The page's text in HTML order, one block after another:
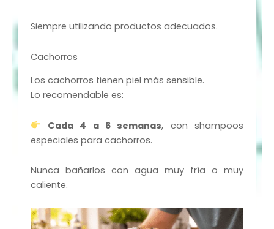
Siempre utilizando productos adecuados.
Cachorros
Los cachorros tienen piel más sensible.
Lo recomendable es:
Cada 4 a 6 semanas, con shampoos
especiales para cachorros.
Nunca bañarlos con agua muy fría o muy
caliente.